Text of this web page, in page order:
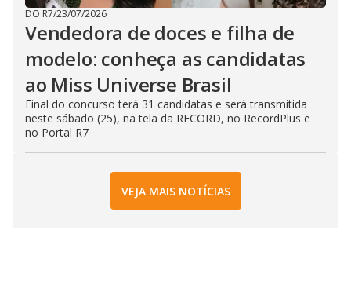
DO R7/23/07/2026
Vendedora de doces e filha de
modelo: conheça as candidatas
ao Miss Universe Brasil
Final do concurso terá 31 candidatas e será transmitida
neste sábado (25), na tela da RECORD, no RecordPlus e
no Portal R7
VEJA MAIS NOTÍCIAS